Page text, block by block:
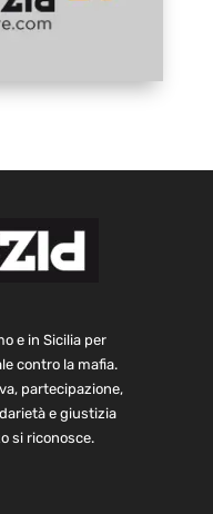
e in Sicilia per
contro la mafia.
partecipazione,
e giustizia
si riconosce.